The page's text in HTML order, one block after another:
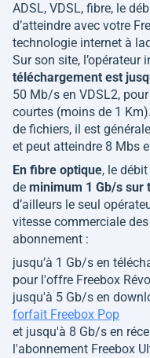
ADSL, VDSL, fibre, le
d’atteindre avec votre
technologie internet à
Sur son site, l’opérateur
téléchargement est
50 Mb/s en VDSL2,
courtes (moins de 1
de fichiers, il est
et peut atteindre 8 Mbs
En fibre optique, le
de minimum 1 Gb/s sur
d’ailleurs le seul
vitesse commerciale
abonnement :
jusqu’à 1 Gb/s en
pour l'offre Freebox
jusqu'à 5 Gb/s en
forfait Freebox Pop
et jusqu'à 8 Gb/s en
l'abonnement Freebox